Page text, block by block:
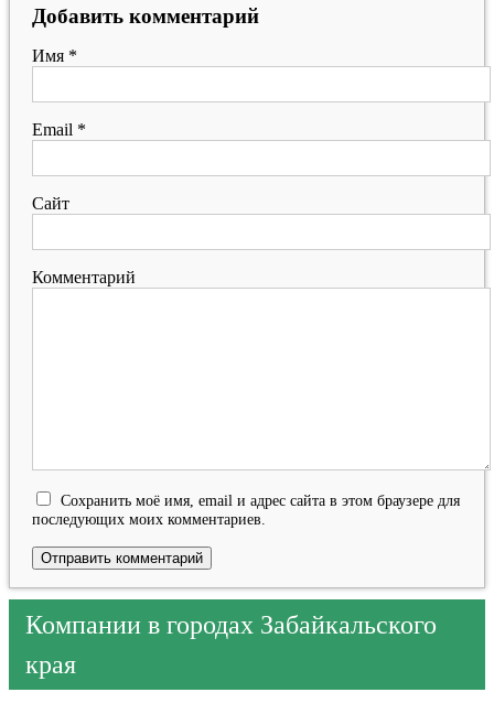
Добавить комментарий
Имя *
Email *
Сайт
Комментарий
Сохранить моё имя, email и адрес сайта в этом браузере для
последующих моих комментариев.
Компании в городах Забайкальского
края